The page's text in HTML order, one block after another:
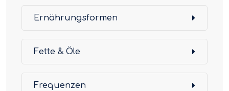
Ernährungsformen
Fette & Öle
Frequenzen